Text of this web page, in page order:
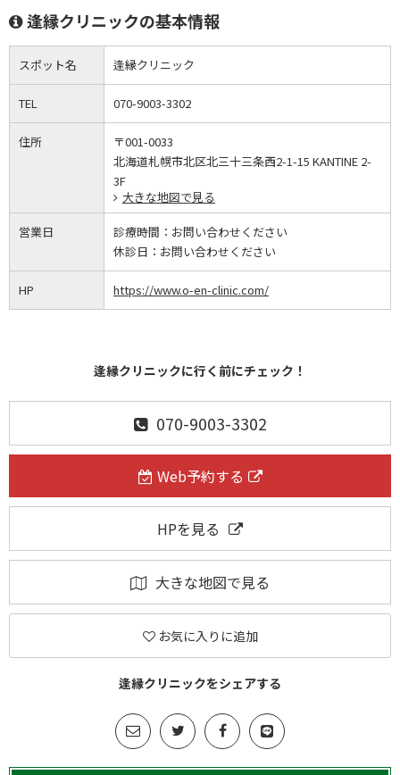
逢縁クリニックの基本情報
スポット名 逢縁クリニック
TEL 070-9003-3302
住所
〒001-0033
北海道札幌市北区北三十三条西2-1-15 KANTINE 2-
3F
大きな地図で見る
営業日 診療時間： お問い合わせください
休診日： お問い合わせください
HP https://www.o-en-clinic.com/
逢縁クリニックに行く前にチェック！
070-9003-3302
Web予約する
HPを見る
大きな地図で見る
お気に入りに追加
逢縁クリニックをシェアする